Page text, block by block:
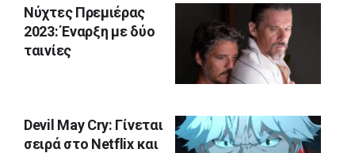
Nύχτες Πρεμιέρας
2023: Έναρξη με δύο
ταινίες
Devil May Cry: Γίνεται
σειρά στο Netflix και